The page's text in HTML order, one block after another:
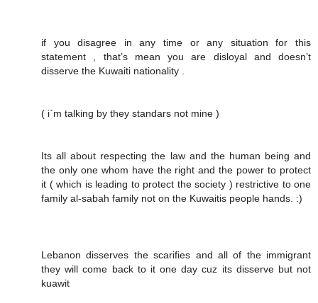
if you disagree in any time or any situation for this
statement , that’s mean you are disloyal and doesn’t
disserve the Kuwaiti nationality .
( i`m talking by they standars not mine )
Its all about respecting the law and the human being and
the only one whom have the right and the power to protect
it ( which is leading to protect the society ) restrictive to one
family al-sabah family not on the Kuwaitis people hands. :)
Lebanon disserves the scarifies and all of the immigrant
they will come back to it one day cuz its disserve but not
kuawit